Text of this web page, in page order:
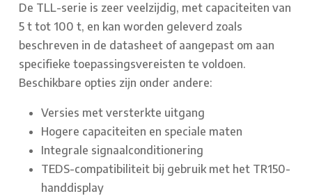
De TLL-serie is zeer veelzijdig, met capaciteiten van
5 t tot 100 t, en kan worden geleverd zoals
beschreven in de datasheet of aangepast om aan
specifieke toepassingsvereisten te voldoen.
Beschikbare opties zijn onder andere:
Versies met versterkte uitgang
Hogere capaciteiten en speciale maten
Integrale signaalconditionering
TEDS-compatibiliteit bij gebruik met het TR150-
handdisplay